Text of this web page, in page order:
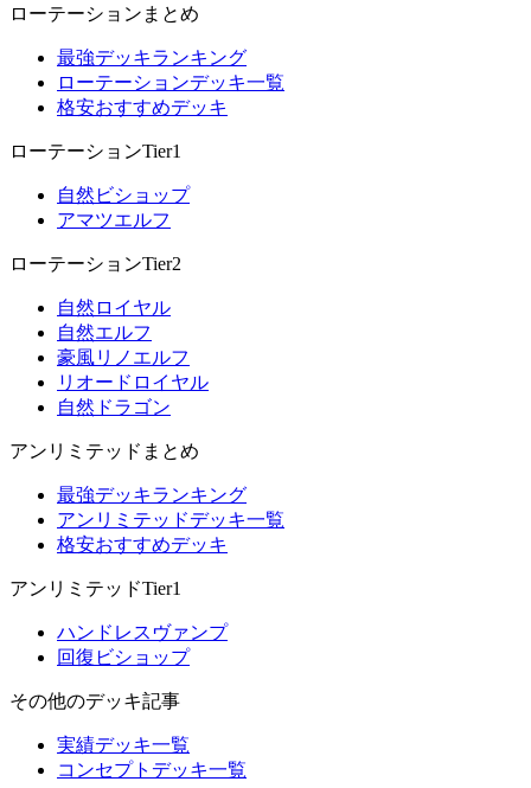
ローテーションまとめ
最強デッキランキング
ローテーションデッキ一覧
格安おすすめデッキ
ローテーションTier1
自然ビショップ
アマツエルフ
ローテーションTier2
自然ロイヤル
自然エルフ
豪風リノエルフ
リオードロイヤル
自然ドラゴン
アンリミテッドまとめ
最強デッキランキング
アンリミテッドデッキ一覧
格安おすすめデッキ
アンリミテッドTier1
ハンドレスヴァンプ
回復ビショップ
その他のデッキ記事
実績デッキ一覧
コンセプトデッキ一覧